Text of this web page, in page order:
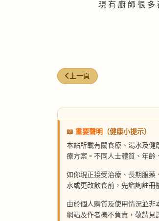
現 有 廚 師 很 多
上一篇文章: 三膠蒸水魚
上一頁
📖 重要聲明
（健康小提示）
本站所載有關食療、湯水及健
療方案。不同人士體質、年齡
如你現正接受治療、長期服藥
水或更改飲食前，先諮詢註冊
由於個人體質及使用情況並
網站及作者概不負責，敬請見